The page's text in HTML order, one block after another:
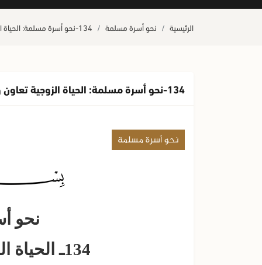
الرئيسية نحو أسرة مسلمة 134-نحو أسرة مسلمة: الحياة الزوجية تعاون وتآلف
134-نحو أسرة مسلمة: الحياة الزوجية تعاون وتآلف
نحو أسرة مسلمة
نحو
134ـ الحياة الزوجية تعاون وتآلف